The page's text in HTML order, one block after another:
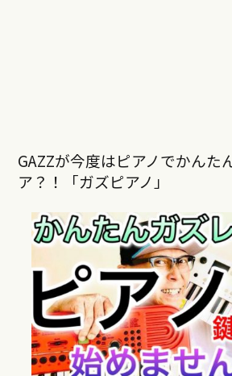
GAZZが今度はピアノでかんた
ア？！「ガズピアノ」